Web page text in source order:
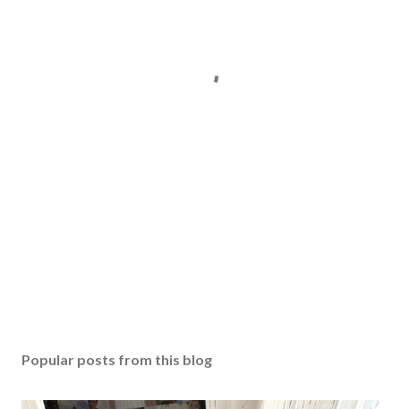
Popular posts from this blog